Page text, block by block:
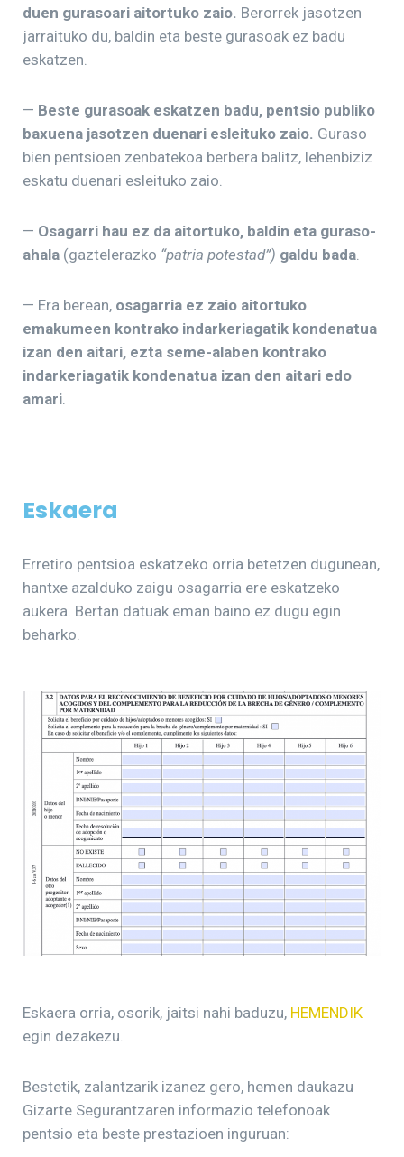
duen gurasoari aitortuko zaio. Berorrek jasotzen
jarraituko du, baldin eta beste gurasoak ez badu
eskatzen.
— Beste gurasoak eskatzen badu, pentsio publiko
baxuena jasotzen duenari esleituko zaio. Guraso
bien pentsioen zenbatekoa berbera balitz, lehenbiziz
eskatu duenari esleituko zaio.
— Osagarri hau ez da aitortuko, baldin eta guraso-
ahala (gaztelerazko “patria potestad”) galdu bada
— Era berean, osagarria ez zaio aitortuko
emakumeen kontrako indarkeriagatik kondenatua
izan den aitari, ezta seme-alaben kontrako
indarkeriagatik kondenatua izan den aitari edo
amari
Eskaera
Erretiro pentsioa eskatzeko orria betetzen dugunean,
hantxe azalduko zaigu osagarria ere eskatzeko
aukera. Bertan datuak eman baino ez dugu egin
beharko.
Eskaera orria, osorik, jaitsi nahi baduzu, HEMENDIK
egin dezakezu.
Bestetik, zalantzarik izanez gero, hemen daukazu
Gizarte Segurantzaren informazio telefonoak
pentsio eta beste prestazioen inguruan: